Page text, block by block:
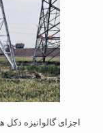
اجزای گالوانیزه